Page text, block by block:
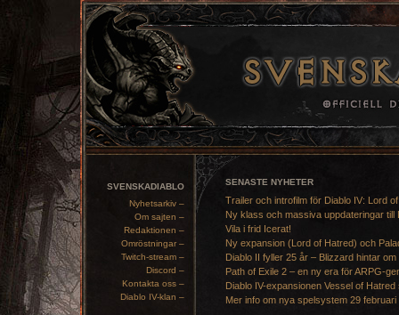
SVENSKADIABLO
Nyhetsarkiv –
Om sajten –
Redaktionen –
Omröstningar –
Twitch-stream –
Discord –
Kontakta oss –
Diablo IV-klan –
SENASTE NYHETER
Trailer och introfilm för Diablo IV: Lord
Ny klass och massiva uppdateringar till
Vila i frid Icerat!
Ny expansion (Lord of Hatred) och
Diablo II fyller 25 år – Blizzard hintar om
Path of Exile 2 – en ny era för ARPG-
Diablo IV-expansionen Vessel of
Mer info om nya spelsystem 29 februari